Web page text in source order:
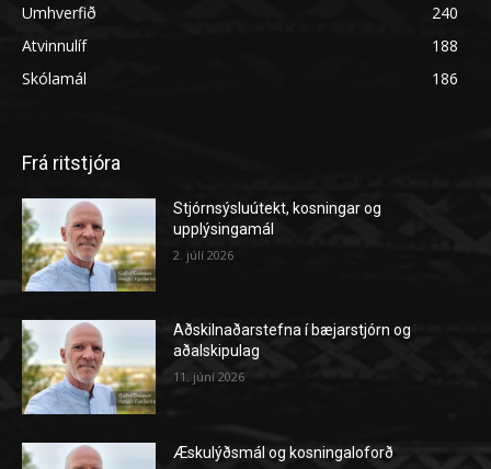
Umhverfið
240
Atvinnulíf
188
Skólamál
186
Frá ritstjóra
Stjórnsýsluútekt, kosningar og
upplýsingamál
2. júlí 2026
Aðskilnaðarstefna í bæjarstjórn og
aðalskipulag
11. júní 2026
Æskulýðsmál og kosningaloforð